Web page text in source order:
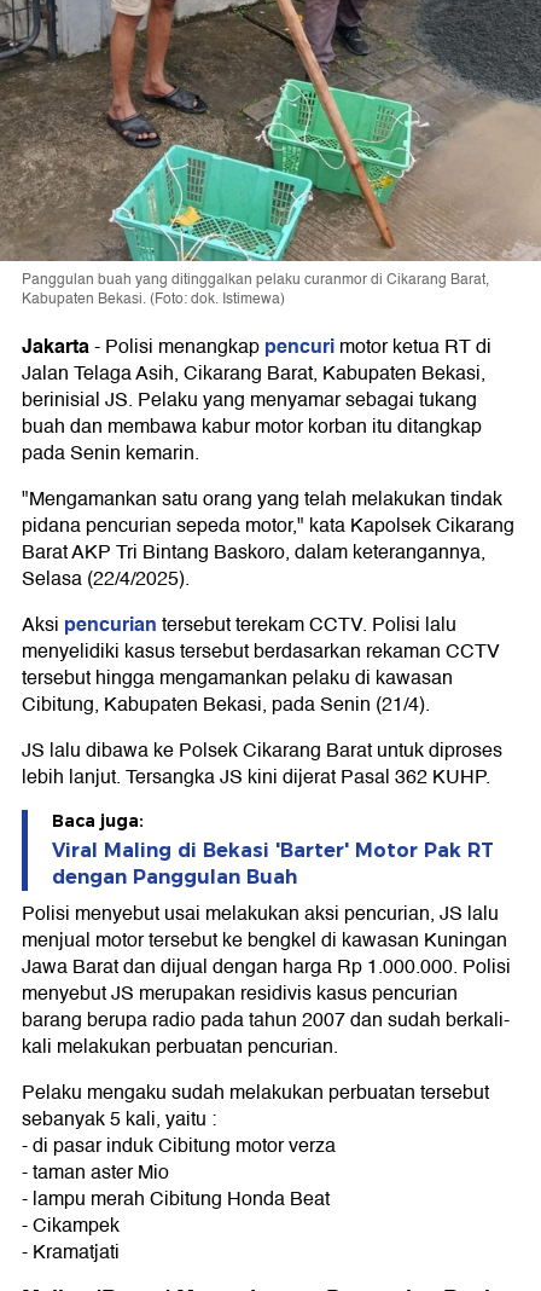
Panggulan buah yang ditinggalkan pelaku curanmor di Cikarang Barat,
Kabupaten Bekasi. (Foto: dok. Istimewa)
Jakarta-Polisi menangkappencurimotor ketua RT di
Jalan Telaga Asih, Cikarang Barat, Kabupaten Bekasi,
berinisial JS. Pelaku yang menyamar sebagai tukang
buah dan membawa kabur motor korban itu ditangkap
pada Senin kemarin.
"Mengamankan satu orang yang telah melakukan tindak
pidana pencurian sepeda motor," kata Kapolsek Cikarang
Barat AKP Tri Bintang Baskoro, dalam keterangannya,
Selasa (22/4/2025).
Aksi pencuriantersebut terekam CCTV. Polisi lalu
menyelidiki kasus tersebut berdasarkan rekaman CCTV
tersebut hingga mengamankan pelaku di kawasan
Cibitung, Kabupaten Bekasi, pada Senin (21/4).
JS lalu dibawa ke Polsek Cikarang Barat untuk diproses
lebih lanjut. Tersangka JS kini dijerat Pasal 362 KUHP.
Baca juga:
Viral Maling di Bekasi 'Barter' Motor Pak RT
dengan Panggulan Buah
Polisi menyebut usai melakukan aksi pencurian, JS lalu
menjual motor tersebut ke bengkel di kawasan Kuningan
Jawa Barat dan dijual dengan harga Rp 1.000.000. Polisi
menyebut JS merupakan residivis kasus pencurian
barang berupa radio pada tahun 2007 dan sudah berkali-
kali melakukan perbuatan pencurian.
Pelaku mengaku sudah melakukan perbuatan tersebut
sebanyak 5 kali, yaitu :
- di pasar induk Cibitung motor verza
- taman aster Mio
- lampu merah Cibitung Honda Beat
- Cikampek
- Kramatjati